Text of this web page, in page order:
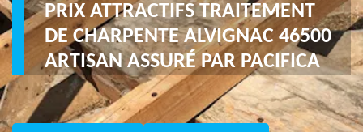
PRIX ATTRACTIFS TRAITEMENT
DE CHARPENTE ALVIGNAC 46500
ARTISAN ASSURÉ PAR PACIFICA